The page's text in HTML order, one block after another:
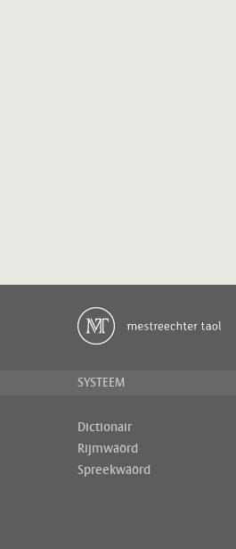
SYSTEEM
Dictionair
Rijmwäörd
Spreekwäörd